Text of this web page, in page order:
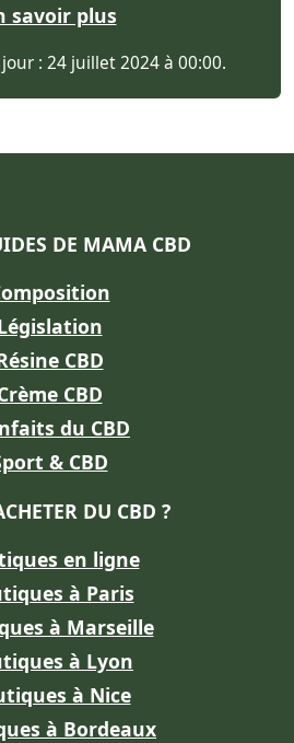
savoir plus
: 24 juillet 2024 à 00:00.
DE MAMA CBD
CBD
CBD
du CBD
& CBD
DU CBD ?
en ligne
à Paris
à Marseille
à Lyon
à Nice
à Bordeaux